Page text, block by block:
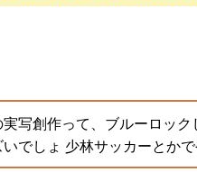
写創作って、ブルーロック
いでしょ 少林サッカーとかで